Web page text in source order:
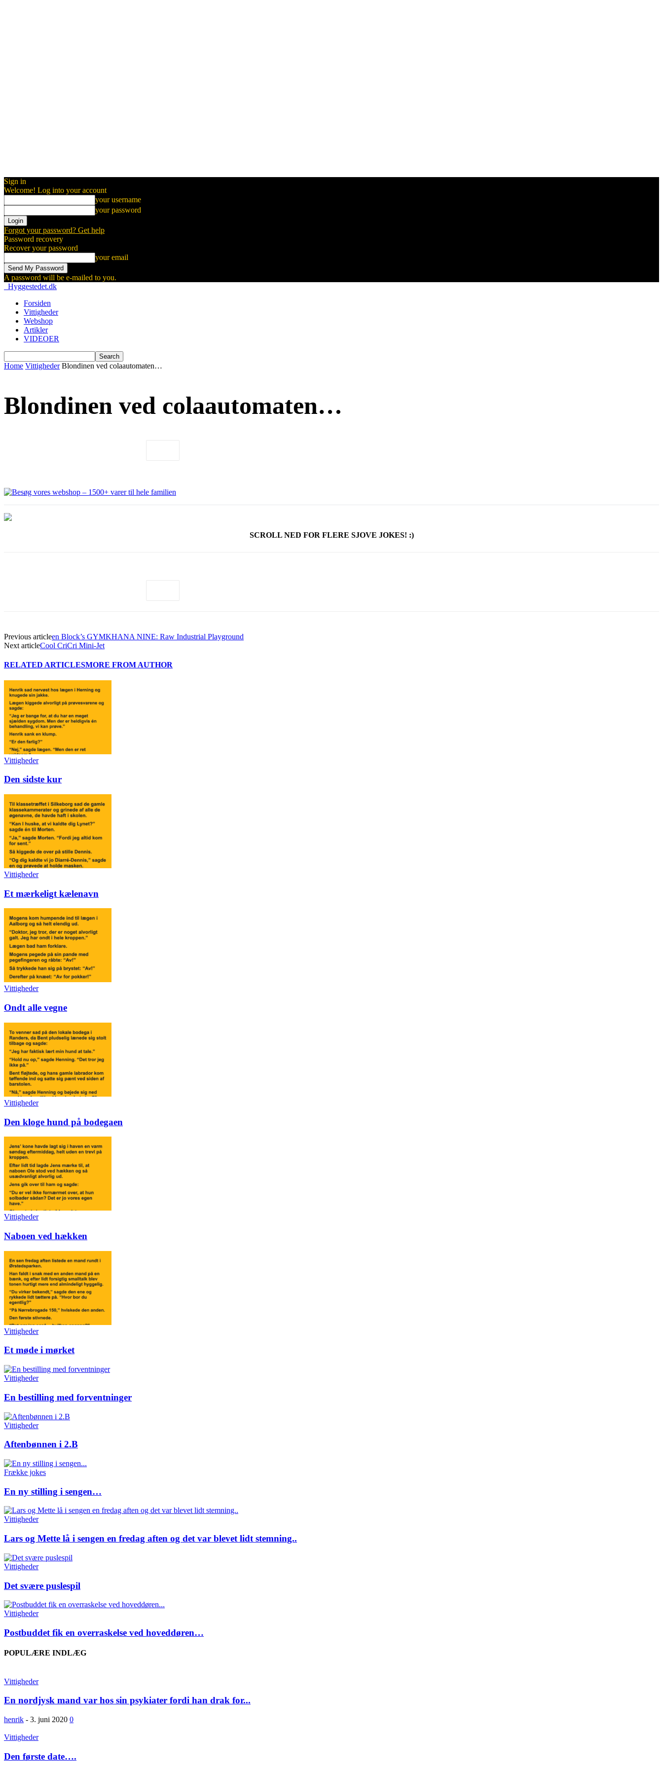
Sign in
Welcome! Log into your account
your username
your password
Forgot your password? Get help
Password recovery
Recover your password
your email
A password will be e-mailed to you.
Hyggestedet.dk
Forsiden
Vittigheder
Webshop
Artikler
VIDEOER
Home Vittigheder Blondinen ved colaautomaten…
Blondinen ved colaautomaten…
SCROLL NED FOR FLERE SJOVE JOKES! :)
Previous articleen Block’s GYMKHANA NINE: Raw Industrial Playground
Next articleCool CriCri Mini-Jet
RELATED ARTICLESMORE FROM AUTHOR
Vittigheder
Den sidste kur
Vittigheder
Et mærkeligt kælenavn
Vittigheder
Ondt alle vegne
Vittigheder
Den kloge hund på bodegaen
Vittigheder
Naboen ved hækken
Vittigheder
Et møde i mørket
Vittigheder
En bestilling med forventninger
Vittigheder
Aftenbønnen i 2.B
Frække jokes
En ny stilling i sengen…
Vittigheder
Lars og Mette lå i sengen en fredag aften og det var blevet lidt stemning..
Vittigheder
Det svære puslespil
Vittigheder
Postbuddet fik en overraskelse ved hoveddøren…
POPULÆRE INDLÆG
Vittigheder
En nordjysk mand var hos sin psykiater fordi han drak for...
henrik - 3. juni 2020 0
Vittigheder
Den første date….